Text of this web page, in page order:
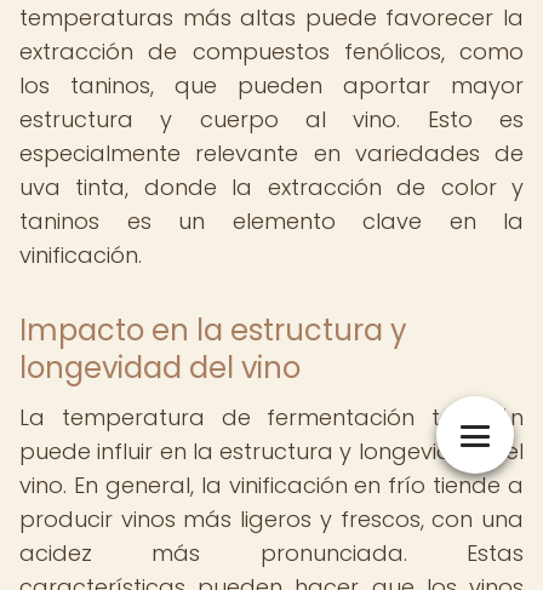
temperaturas más altas puede favorecer la
extracción de compuestos fenólicos, como
los taninos, que pueden aportar mayor
estructura y cuerpo al vino. Esto es
especialmente relevante en variedades de
uva tinta, donde la extracción de color y
taninos es un elemento clave en la
vinificación.
Impacto en la estructura y
longevidad del vino
La temperatura de fermentación también
puede influir en la estructura y longevidad del
vino. En general, la vinificación en frío tiende a
producir vinos más ligeros y frescos, con una
acidez más pronunciada. Estas